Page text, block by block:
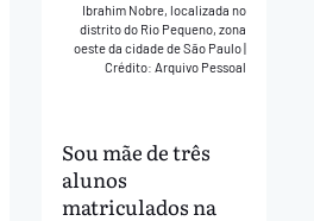
Ibrahim Nobre, localizada no
distrito do Rio Pequeno, zona
oeste da cidade de São Paulo|
Crédito: Arquivo Pessoal
Sou mãe de três
alunos
matriculados na